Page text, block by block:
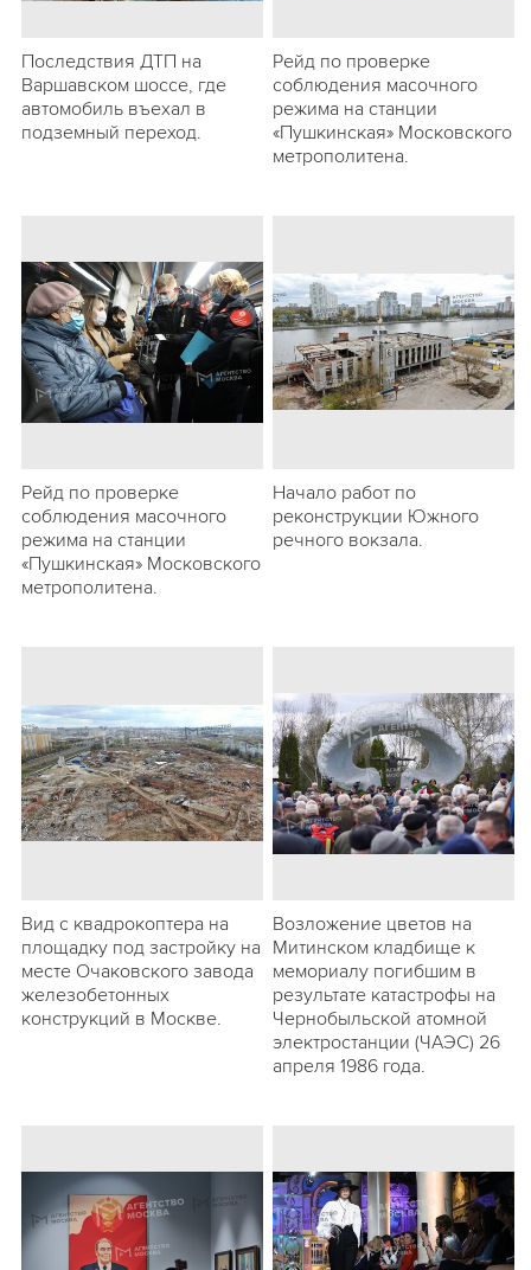
Последствия ДТП на
Варшавском шоссе, где
автомобиль въехал в
подземный переход.
Рейд по проверке
соблюдения масочного
режима на станции
«Пушкинская» Московского
метрополитена.
Рейд по проверке
соблюдения масочного
режима на станции
«Пушкинская» Московского
метрополитена.
Начало работ по
реконструкции Южного
речного вокзала.
Вид с квадрокоптера на
площадку под застройку на
месте Очаковского завода
железобетонных
конструкций в Москве.
Возложение цветов на
Митинском кладбище к
мемориалу погибшим в
результате катастрофы на
Чернобыльской атомной
электростанции (ЧАЭС) 26
апреля 1986 года.